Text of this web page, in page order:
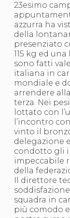
23esimo
azzurra ha
della
presenziato
115 kg ed
sono fatti
italiana in
mondiale e
arrendere
terza. Nei
lottato con
l’incontro
vinto il
delegazione
condotto gli
impeccabile
della
Il direttore
squadra in
più comodo